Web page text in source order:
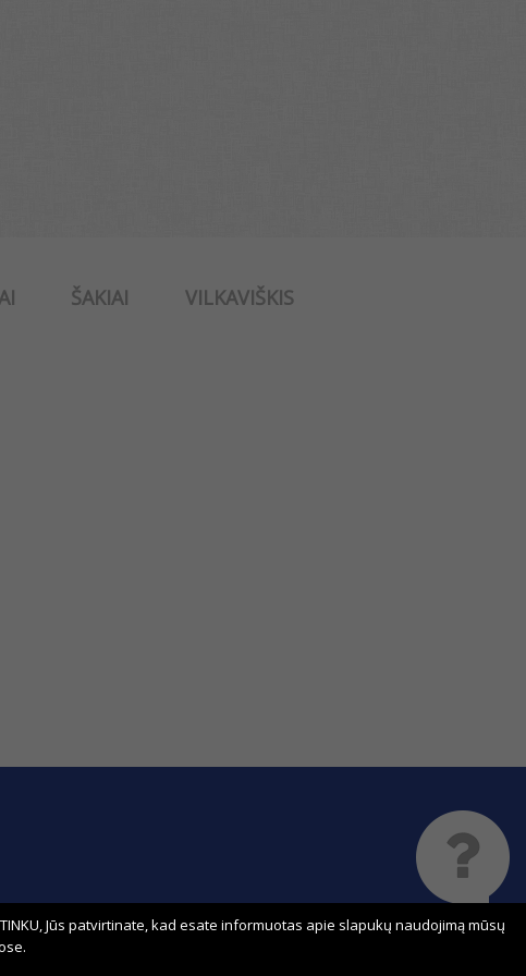
ŠAKIAI
VILKAVIŠKIS
Sprendimas:
Jūs patvirtinate, kad esate informuotas apie slapukų naudojimą mūsų